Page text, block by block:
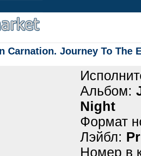
Carnation. Journey To The
Альбом:
Night
Формат
Лэйбл:
Номер в